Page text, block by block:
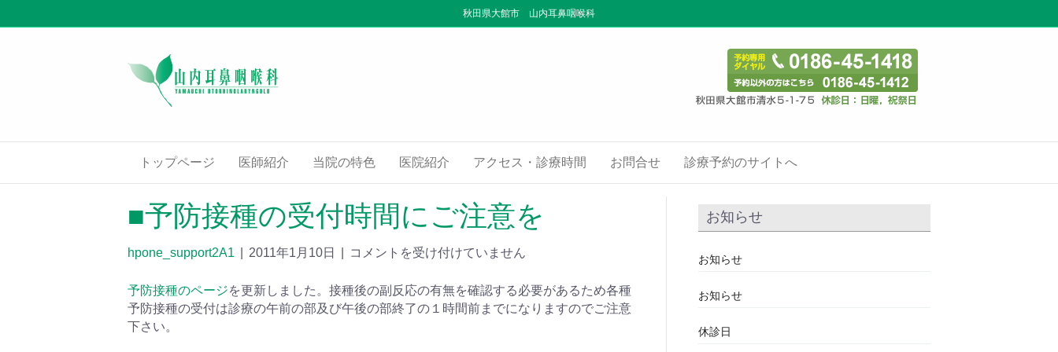
秋田県大館市 山内耳鼻咽喉科
トップページ 医師紹介 当院の特色 医院紹介 アクセス・診療時間 お問合せ 診療予約のサイトへ
■予防接種の受付時間にご注意を
hpone_support2A1 2011年1月10日 コメントを受け付けていません
予防接種のページを更新しました。接種後の副反応の有無を確認する必要があるため各種
予防接種の受付は診療の午前の部及び午後の部終了の１時間前までになりますのでご注意
下さい。
お知らせ
お知らせ
お知らせ
休診日